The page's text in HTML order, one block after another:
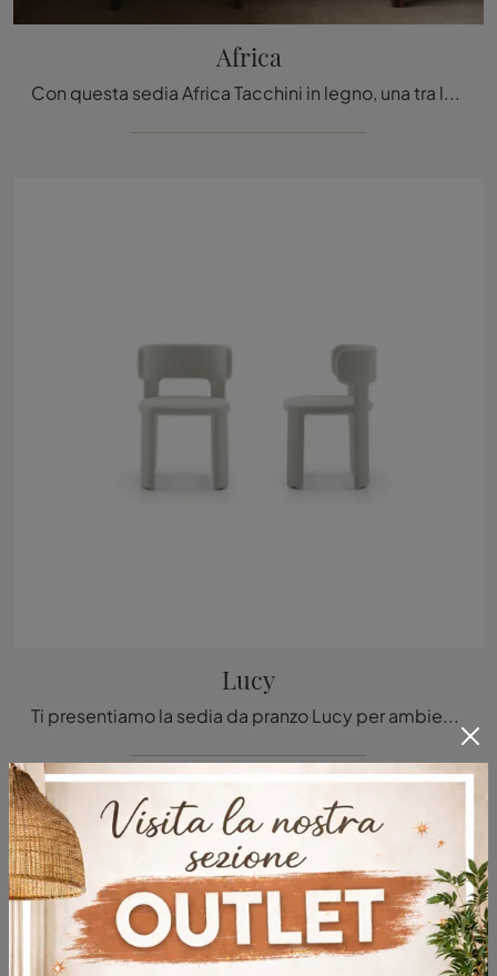
Africa
Con questa sedia Africa Tacchini in legno, una tra le nostre sedute fisse design, potrai impreziosire i tuoi spazi.
Lucy
Ti presentiamo la sedia da pranzo Lucy per ambientazioni design, tra le più belle Sedie fisse di Ditre Italia.